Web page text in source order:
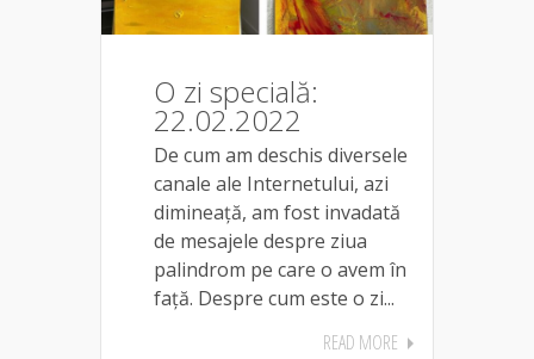
O zi specială:
22.02.2022
De cum am deschis diversele
canale ale Internetului, azi
dimineață, am fost invadată
de mesajele despre ziua
palindrom pe care o avem în
față. Despre cum este o zi...
READ MORE